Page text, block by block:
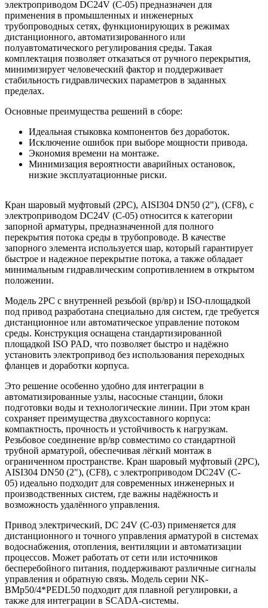
Кран шаровый муфтовый (2PC), AISI304 DN50 (2"), (CF8), с
электроприводом DC24V (C-05) относится к категории
запорной арматуры, предназначенной для полного
перекрытия потока среды в трубопроводе. В качестве
запорного элемента используется шар, который гарантирует
быстрое и надежное перекрытие потока, а также обладает
минимальным гидравлическим сопротивлением в открытом
положении.
Модель 2PC с внутренней резьбой (вр/вр) и ISO-площадкой
под привод разработана специально для систем, где требуется
дистанционное или автоматическое управление потоком
среды. Конструкция оснащена стандартизированной
площадкой ISO PAD, что позволяет быстро и надёжно
установить электропривод без использования переходных
фланцев и доработки корпуса.
Это решение особенно удобно для интеграции в
автоматизированные узлы, насосные станции, блоки
подготовки воды и технологические линии. При этом кран
сохраняет преимущества двухсоставного корпуса:
компактность, прочность и устойчивость к нагрузкам.
Резьбовое соединение вр/вр совместимо со стандартной
трубной арматурой, обеспечивая лёгкий монтаж в
ограниченном пространстве. Кран шаровый муфтовый (2PC),
AISI304 DN50 (2"), (CF8), с электроприводом DC24V (C-
05) идеально подходит для современных инженерных и
производственных систем, где важны надёжность и
возможность удалённого управления.
Привод электрический, DC 24V (C-03) применяется для
дистанционного и точного управления арматурой в системах
водоснабжения, отопления, вентиляции и автоматизации
процессов. Может работать от сети или источников
бесперебойного питания, поддерживают различные сигналы
управления и обратную связь. Модель серии NK-
BMp50/4*PEDL50 подходит для плавной регулировки, а
также для интеграции в SCADA-системы.
электроприводом DC24V (C-05) предназначен для
применения в промышленных и инженерных
трубопроводных сетях, функционирующих в режимах
дистанционного, автоматизированного или
полуавтоматического регулирования среды. Такая
комплектация позволяет отказаться от ручного перекрытия,
минимизирует человеческий фактор и поддерживает
стабильность гидравлических параметров в заданных
пределах.
Основные преимущества решений в сборе:
Идеальная стыковка компонентов без доработок.
Исключение ошибок при выборе мощности привода.
Экономия времени на монтаже.
Минимизация вероятности аварийных остановок,
низкие эксплуатационные риски.